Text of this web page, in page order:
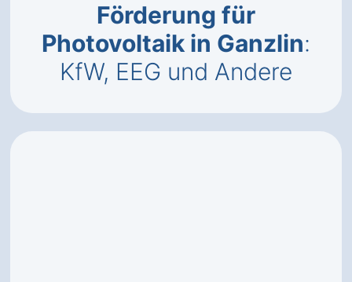
Förderung für
Photovoltaik in Ganzlin:
KfW, EEG und Andere